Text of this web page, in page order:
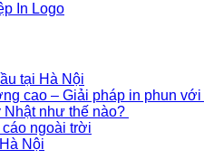
In Logo
tại Hà Nội
cao – Giải pháp in phun
như thế nào?
cáo ngoài trời
Nội